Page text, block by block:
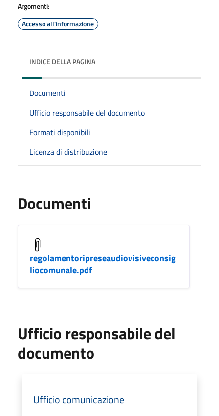
Argomenti:
Accesso all'informazione
INDICE DELLA PAGINA
Documenti
Ufficio responsabile del documento
Formati disponibili
Licenza di distribuzione
Documenti
regolamentoripreseaudiovisiveconsig
liocomunale.pdf
Ufficio responsabile del
documento
Ufficio comunicazione